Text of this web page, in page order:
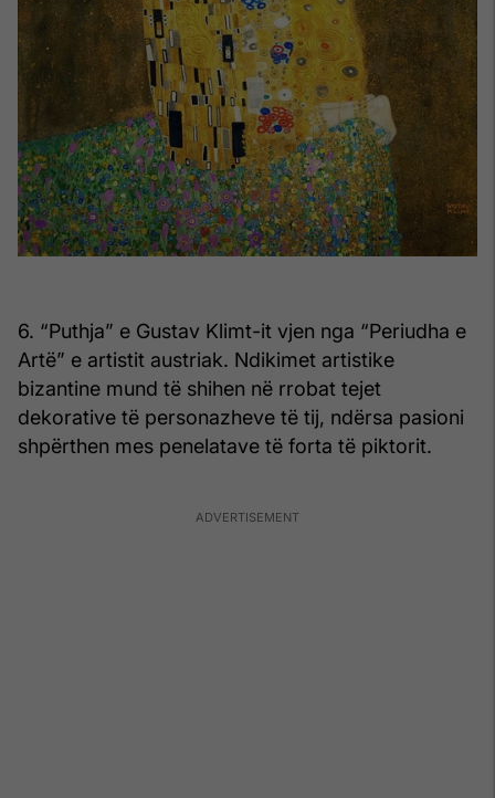
6. “Puthja” e Gustav Klimt-it vjen nga “Periudha e
Artë” e artistit austriak. Ndikimet artistike
bizantine mund të shihen në rrobat tejet
dekorative të personazheve të tij, ndërsa pasioni
shpërthen mes penelatave të forta të piktorit.